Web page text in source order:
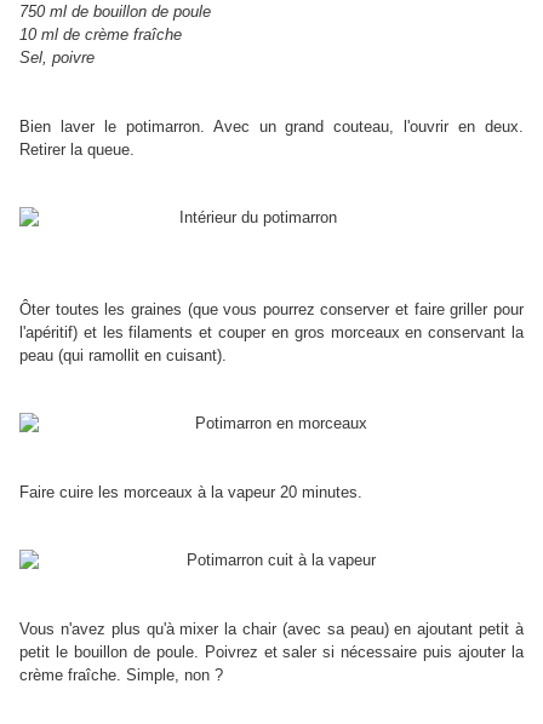
750 ml de bouillon de poule
10 ml de crème fraîche
Sel, poivre
Bien laver le potimarron. Avec un grand couteau, l'ouvrir en deux.
Retirer la queue.
Ôter toutes les graines (que vous pourrez conserver et faire griller pour
l'apéritif) et les filaments et couper en gros morceaux en conservant la
peau (qui ramollit en cuisant).
Faire cuire les morceaux à la vapeur 20 minutes.
Vous n'avez plus qu'à mixer la chair (avec sa peau) en ajoutant petit à
petit le bouillon de poule. Poivrez et saler si nécessaire puis ajouter la
crème fraîche. Simple, non ?